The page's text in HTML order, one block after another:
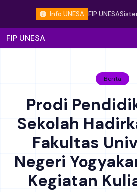
Info UNESA FIP UNESA
FIP UNESA
Berita
Prodi
Sekolah
Fakultas
Negeri
Kegiatan